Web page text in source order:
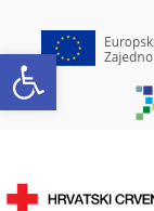
Open toolbar